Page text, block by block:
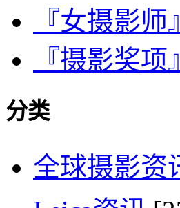
『女摄影
『摄影奖
分类
全球摄影资